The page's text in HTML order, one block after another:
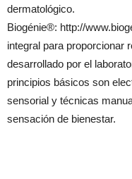
dermatológico.
Biogénie®: http://
integral para proporcionar
desarrollado por el
principios básicos son
sensorial y técnicas
sensación de bienestar.